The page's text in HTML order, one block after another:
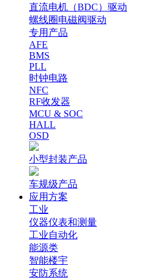
直流电机（BDC）驱动
螺线圈电磁阀驱动
专用产品
AFE
BMS
PLL
时钟电路
NFC
RF收发器
MCU & SOC
HALL
OSD
小型封装产品
车规级产品
应用方案
工业
仪器仪表和测量
工业自动化
能源类
智能楼宇
安防系统